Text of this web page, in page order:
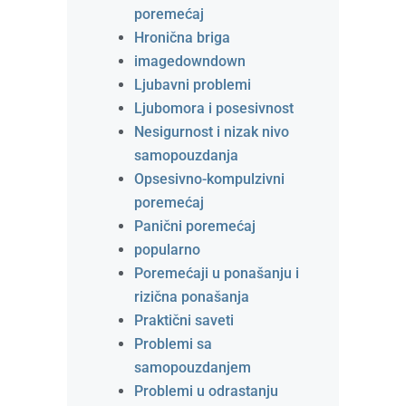
poremećaj
Hronična briga
imagedowndown
Ljubavni problemi
Ljubomora i posesivnost
Nesigurnost i nizak nivo
samopouzdanja
Opsesivno-kompulzivni
poremećaj
Panični poremećaj
popularno
Poremećaji u ponašanju i
rizična ponašanja
Praktični saveti
Problemi sa
samopouzdanjem
Problemi u odrastanju